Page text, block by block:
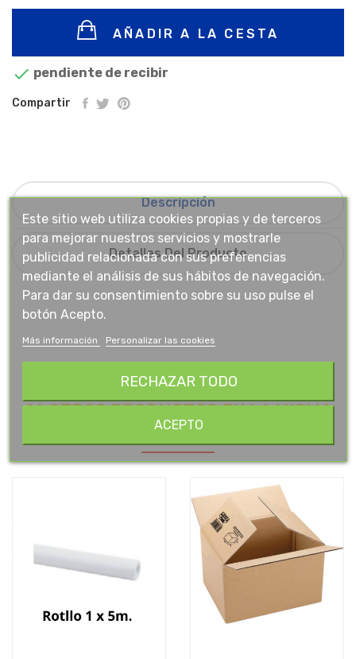
AÑADIR A LA CESTA
 pendiente de recibir
Compartir
Descripción
Detalles Del Producto
16 OTROS PRODUCTOS EN LA MISMA
CATEGORÍA:
Este sitio web utiliza cookies propias y de terceros
para mejorar nuestros servicios y mostrarle
publicidad relacionada con sus preferencias
mediante el análisis de sus hábitos de navegación.
Para dar su consentimiento sobre su uso pulse el
botón Acepto.
Más información Personalizar las cookies
RECHAZAR TODO
ACEPTO